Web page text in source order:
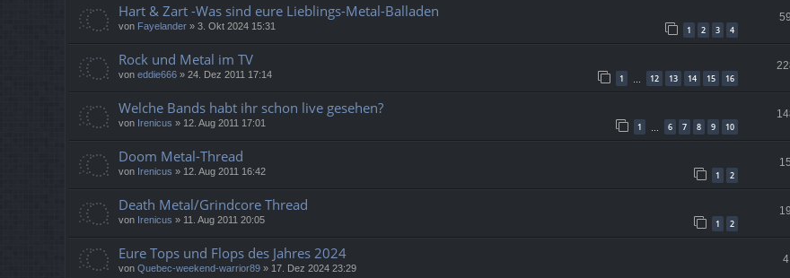
Hart & Zart -Was sind eure Lieblings-Metal-Balladen
von Fayelander » 3. Okt 2024 15:31 1 2 3 4
59
Rock und Metal im TV
von eddie666 » 24. Dez 2011 17:14 1 … 12 13 14 15 16
Welche Bands habt ihr schon live gesehen?
von Irenicus » 12. Aug 2011 17:01 1 … 6 7 8 9 10
Doom Metal-Thread
von Irenicus » 12. Aug 2011 16:42 1 2
15
Death Metal/Grindcore Thread
von Irenicus » 11. Aug 2011 20:05 1 2
19
Eure Tops und Flops des Jahres 2024
von Quebec-weekend-warrior89 » 17. Dez 2024 23:29
4